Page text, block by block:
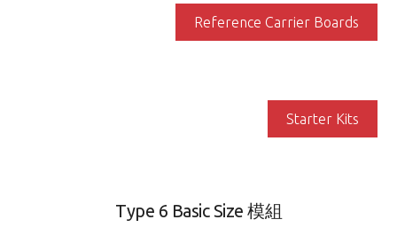
Reference Carrier Boards
Starter Kits
Type 6 Basic Size 模組